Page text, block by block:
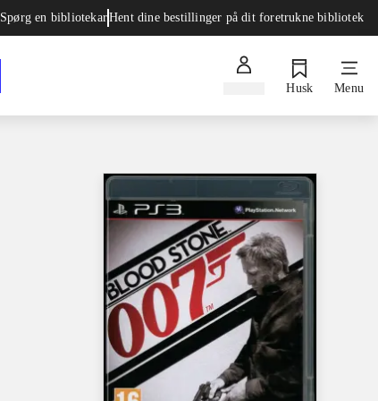
Spørg en bibliotekarHent dine bestillinger på dit foretrukne bibliotek
Husk Menu